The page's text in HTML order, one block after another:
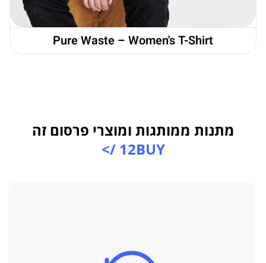
Pure Waste – Women's T-Shirt
מתנות ממותגות ומוצרי פרסום זה
12BUY />